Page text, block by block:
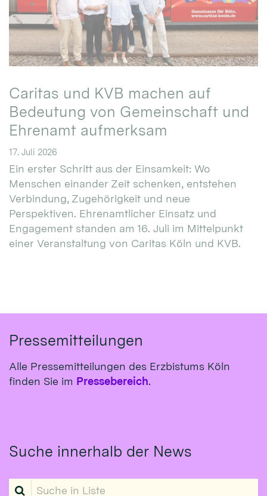
Caritas und KVB machen auf
Bedeutung von Gemeinschaft und
Ehrenamt aufmerksam
17. Juli 2026
Ein erster Schritt aus der Einsamkeit: Wo
Menschen einander Zeit schenken, entstehen
Verbindung, Zugehörigkeit und neue
Perspektiven. Ehrenamtlicher Einsatz und
Engagement standen am 16. Juli im Mittelpunkt
einer Veranstaltung von Caritas Köln und KVB.
Pressemitteilungen
Alle Pressemitteilungen des Erzbistums Köln
finden Sie im Pressebereich.
Suche innerhalb der News
Suche in Liste